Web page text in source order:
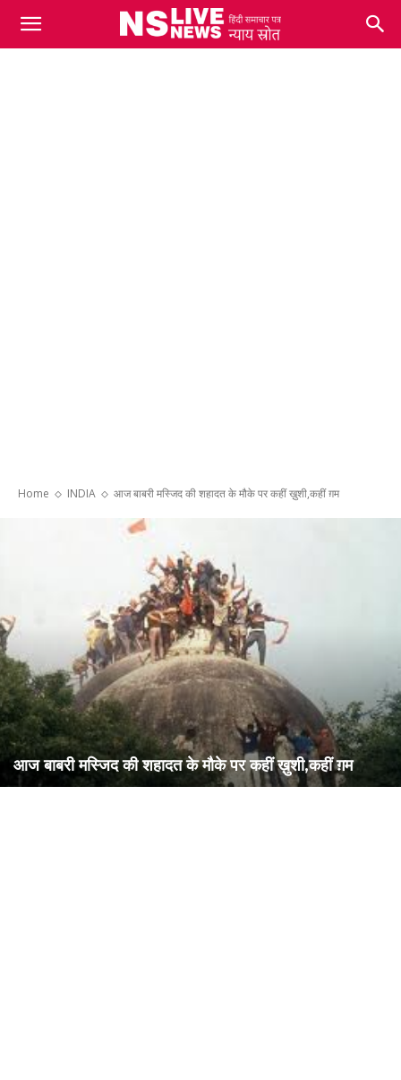
Home INDIA आज बाबरी मस्जिद की शहादत के मौके पर कहीं ख़ुशी,कहीं ग़म
आज बाबरी मस्जिद की शहादत के मौके पर कहीं ख़ुशी,कहीं ग़म